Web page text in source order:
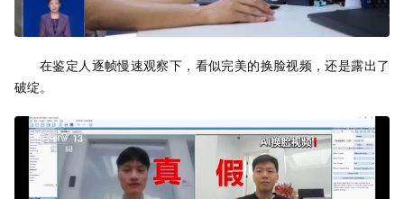
在鉴定人逐帧慢速观察下，看似完美的换脸视频，还是露出了
破绽。